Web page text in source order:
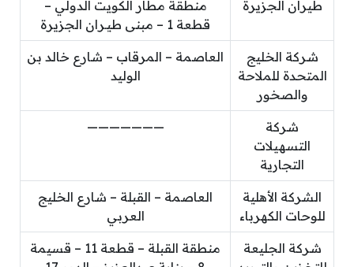
طيران الجزيرة
منطقة مطار الكويت الدولي –
قطعة 1 – مبنى طيـران الجزيرة
شركة الخليج
المتحدة للملاحة
والصخور
العاصمة – المرقاب – شارع خالد بن
الوليد
شركة
التسهيلات
التجارية
———————
الشركة الأهلية
للوحات الكهرباء
العاصمة – القبلة – شارع الخليج
العربي
شركة الجليعة
منطقة القبلة – قطعة 11 – قسيمة